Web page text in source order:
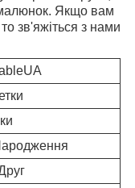
малюнок. Якщо вам
зв'яжіться з нами